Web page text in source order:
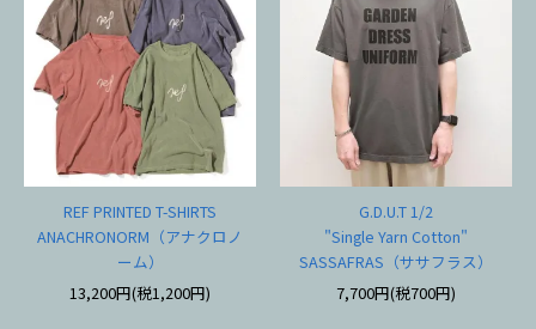
REF PRINTED T-SHIRTS
ANACHRONORM（アナクロノ
ーム）
13,200円(税1,200円)
G.D.U.T 1/2
"Single Yarn Cotton"
SASSAFRAS（ササフラス）
7,700円(税700円)